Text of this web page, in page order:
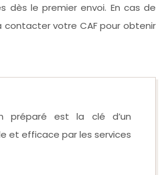
dès le premier envoi. En cas de
contacter votre CAF pour obtenir
préparé est la clé d’un
et efficace par les services